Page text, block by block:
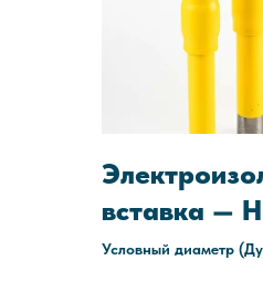
вставка —
159
Условный диаметр